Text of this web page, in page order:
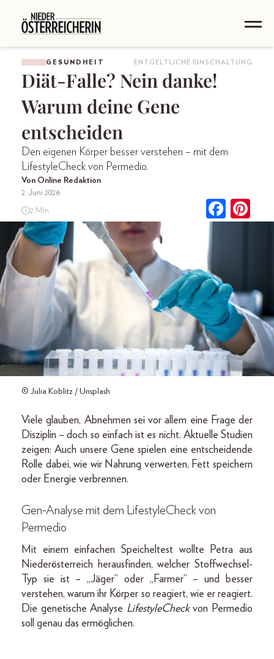
GESUNDHEIT ENTGELTLICHE EINSCHALTUNG
Diät-Falle? Nein danke!
Warum deine Gene
entscheiden
Den eigenen Körper besser verstehen – mit dem
LifestyleCheck von Permedio.
Von Online Redaktion
2. Juni 2026
2 Min.
© Julia Koblitz / Unsplash
Viele glauben, Abnehmen sei vor allem eine Frage der
Disziplin – doch so einfach ist es nicht. Aktuelle Studien
zeigen: Auch unsere Gene spielen eine entscheidende
Rolle dabei, wie wir Nahrung verwerten, Fett speichern
oder Energie verbrennen.
Gen-Analyse mit dem LifestyleCheck von
Permedio
Mit einem einfachen Speicheltest wollte Petra aus
Niederösterreich herausfinden, welcher Stoffwechsel-
Typ sie ist – „Jäger“ oder „Farmer“ – und besser
verstehen, warum ihr Körper so reagiert, wie er reagiert.
Die genetische Analyse LifestyleCheckvon Permedio
soll genau das ermöglichen.